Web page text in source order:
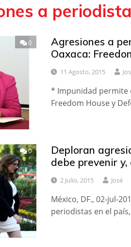
a
0
Agresiones a
Oaxaca:
11 Agosto, 2015
* Impunidad permite
Freedom House y
0
Deploran
debe prevenir
2 Julio, 2015 José
México, DF., 02-jul-
periodistas en el